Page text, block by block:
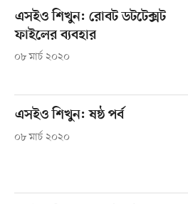
এসইও শিখুন: রোবট ডটটেক্সট
ফাইলের ব্যবহার
০৮ মার্চ ২০২০
এসইও শিখুন: ষষ্ঠ পর্ব
০৮ মার্চ ২০২০